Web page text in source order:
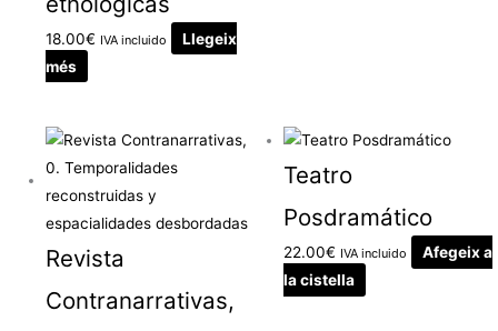
18.00€ IVA incluido
Llegeix
més
Revista
Contranarrativas,
Teatro
Posdramático
22.00€ IVA incluido
Afegeix a
la cistella